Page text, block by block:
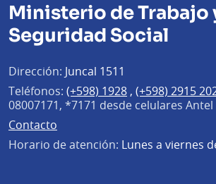
Ministerio de Trabajo
Seguridad Social
Dirección: Juncal 1511
Teléfonos: (+598) 1928 , (+598) 2915
08007171, *7171 desde celulares Antel
Contacto
Horario de atención: Lunes a viernes